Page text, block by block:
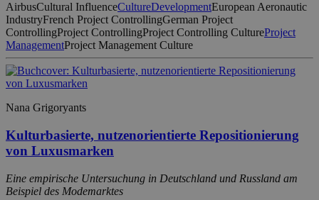
AirbusCultural InfluenceCultureDevelopmentEuropean Aeronautic
IndustryFrench Project ControllingGerman Project
ControllingProject ControllingProject Controlling CultureProject
ManagementProject Management Culture
Nana Grigoryants
Kulturbasierte, nutzenorientierte Repositionierung
von Luxusmarken
Eine empirische Untersuchung in Deutschland und Russland am
Beispiel des Modemarktes